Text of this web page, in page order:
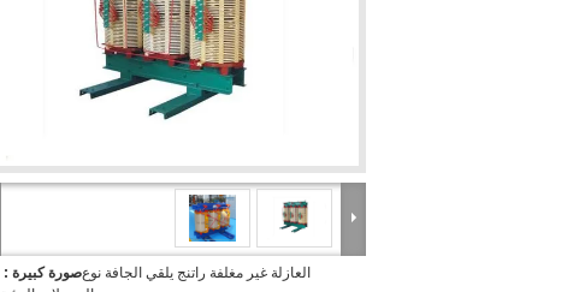
صورة كبيرة :العازلة غير مغلفة راتنج يلقي الجافة نوع